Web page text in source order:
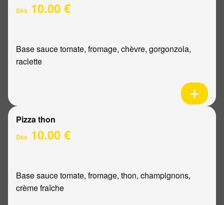
Dès 10.00 €
Base sauce tomate, fromage, chèvre, gorgonzola,
raclette
Pizza thon
Dès 10.00 €
Base sauce tomate, fromage, thon, champignons,
crème fraîche